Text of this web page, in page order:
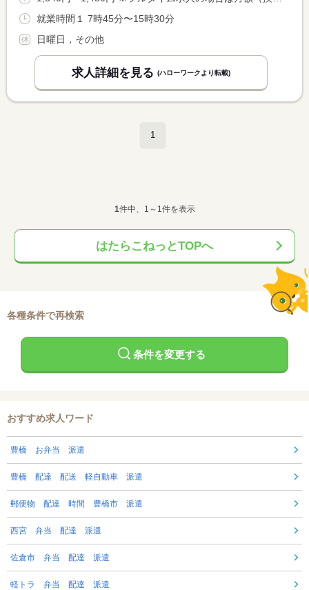
就業時間１ 7時45分〜15時30分
日曜日，その他
求人詳細を見る (ハローワークより転載)
1
1件中、1～1件を表示
はたらこねっとTOPへ
各種条件で再検索
条件を変更する
おすすめ求人ワード
豊橋 お弁当 派遣
豊橋 配達 配送 軽自動車 派遣
郵便物 配達 時間 豊橋市 派遣
西宮 弁当 配達 派遣
佐倉市 弁当 配達 派遣
軽トラ 弁当 配達 派遣